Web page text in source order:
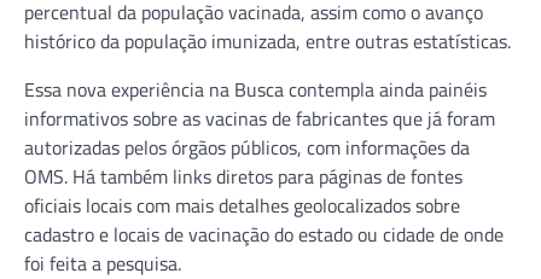
percentual da população vacinada, assim como o avanço
histórico da população imunizada, entre outras estatísticas.
Essa nova experiência na Busca contempla ainda painéis
informativos sobre as vacinas de fabricantes que já foram
autorizadas pelos órgãos públicos, com informações da
OMS. Há também links diretos para páginas de fontes
oficiais locais com mais detalhes geolocalizados sobre
cadastro e locais de vacinação do estado ou cidade de onde
foi feita a pesquisa.